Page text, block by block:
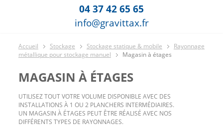
04 37 42 65 65
info@gravittax.fr
Accueil Stockage Stockage statique & mobile
Rayonnage
métallique pour stockage manuel
Magasin à étages
MAGASIN À ÉTAGES
UTILISEZ TOUT VOTRE VOLUME DISPONIBLE AVEC DES
INSTALLATIONS À 1 OU 2 PLANCHERS INTERMÉDIAIRES.
UN MAGASIN À ÉTAGES PEUT ÊTRE RÉALISÉ AVEC NOS
DIFFÉRENTS TYPES DE RAYONNAGES.